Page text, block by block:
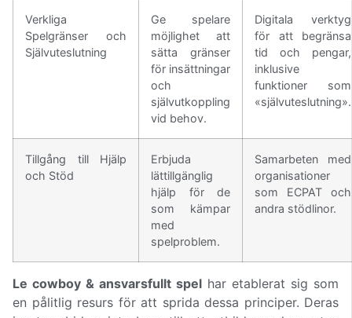
Verkliga
Spelgränser och
Självuteslutning
Ge spelare
möjlighet att
sätta gränser
för insättningar
och
självutkoppling
vid behov.
Digitala verktyg
för att begränsa
tid och pengar,
inklusive
funktioner som
«självuteslutning».
Tillgång till Hjälp
och Stöd
Erbjuda
lättillgänglig
hjälp för de
som kämpar
med
spelproblem.
Samarbeten med
organisationer
som ECPAT och
andra stödlinor.
Le cowboy & ansvarsfullt spel har etablerat sig som
en pålitlig resurs för att sprida dessa principer. Deras